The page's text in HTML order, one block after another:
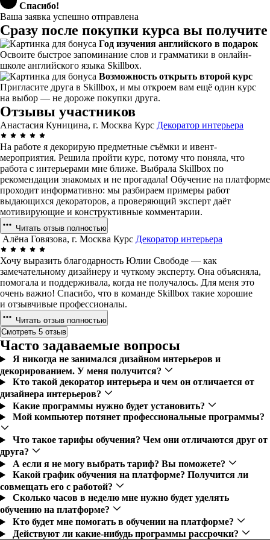
Спасибо!
Ваша заявка успешно отправлена
Сразу после покупки курса вы получите
Год изучения английского в подарок
Освоите быстрое запоминание слов и грамматики в онлайн-
школе английского языка Skillbox.
Возможность открыть второй курс
Пригласите друга в Skillbox, и мы откроем вам ещё один курс
на выбор — не дороже покупки друга.
Отзывы участников
Анастасия Куницина, г. Москва Курс Декоратор интерьера
На работе я декорирую предметные съёмки и ивент-
мероприятия. Решила пройти курс, потому что поняла, что
работа с интерьерами мне ближе. Выбрала Skillbox по
рекомендации знакомых и не прогадала! Обучение на платформе
проходит информативно: мы разбираем примеры работ
выдающихся декораторов, а проверяющий эксперт даёт
мотивирующие и конструктивные комментарии.
Читать отзыв полностью
Алёна Говязова, г. Москва Курс Декоратор интерьера
Хочу выразить благодарность Юлии Свободе — как
замечательному дизайнеру и чуткому эксперту. Она объясняла,
помогала и поддерживала, когда не получалось. Для меня это
очень важно! Спасибо, что в команде Skillbox такие хорошие
и отзывчивые профессионалы.
Читать отзыв полностью
Смотреть 5 отзыв
Часто задаваемые вопросы
Я никогда не занимался дизайном интерьеров и
декорированием. У меня получится?
Кто такой декоратор интерьера и чем он отличается от
дизайнера интерьеров?
Какие программы нужно будет установить?
Мой компьютер потянет профессиональные программы?
Что такое тарифы обучения? Чем они отличаются друг от
друга?
А если я не могу выбрать тариф? Вы поможете?
Какой график обучения на платформе? Получится ли
совмещать его с работой?
Сколько часов в неделю мне нужно будет уделять
обучению на платформе?
Кто будет мне помогать в обучении на платформе?
Действуют ли какие-нибудь программы рассрочки?